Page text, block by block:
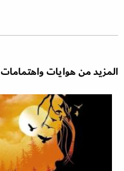
المزيد من هوايات واهتمامات